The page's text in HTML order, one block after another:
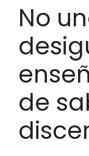
No
de